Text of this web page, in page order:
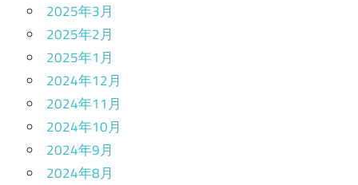
2025年3月
2025年2月
2025年1月
2024年12月
2024年11月
2024年10月
2024年9月
2024年8月